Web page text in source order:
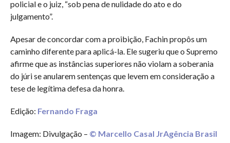
policial e o juiz, “sob pena de nulidade do ato e do
julgamento”.
Apesar de concordar com a proibição, Fachin propôs um
caminho diferente para aplicá-la. Ele sugeriu que o Supremo
afirme que as instâncias superiores não violam a soberania
do júri se anularem sentenças que levem em consideração a
tese de legítima defesa da honra.
Edição: Fernando Fraga
Imagem: Divulgação – © Marcello Casal JrAgência Brasil